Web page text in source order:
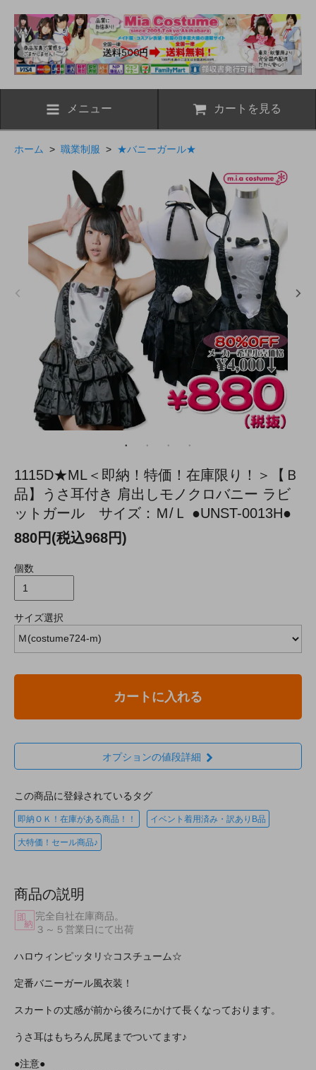
メニュー カートを見る
ホーム > 職業制服 > ★バニーガール★
1115D★ML＜即納！特価！在庫限り！＞【Ｂ
品】うさ耳付き 肩出しモノクロバニー ラビ
ットガール サイズ：Ｍ/Ｌ ●UNST-0013H●
880円(税込968円)
個数
サイズ選択
カートに入れる
オプションの値段詳細
この商品に登録されているタグ
即納ＯＫ！在庫がある商品！！ イベント着用済み・訳ありB品
大特価！セール商品♪
商品の説明
完全自社在庫商品。
３～５営業日にて出荷
ハロウィンピッタリ☆コスチューム☆
定番バニーガール風衣装！
スカートの丈感が前から後ろにかけて長くなっております。
うさ耳はもちろん尻尾までついてます♪
●注意●